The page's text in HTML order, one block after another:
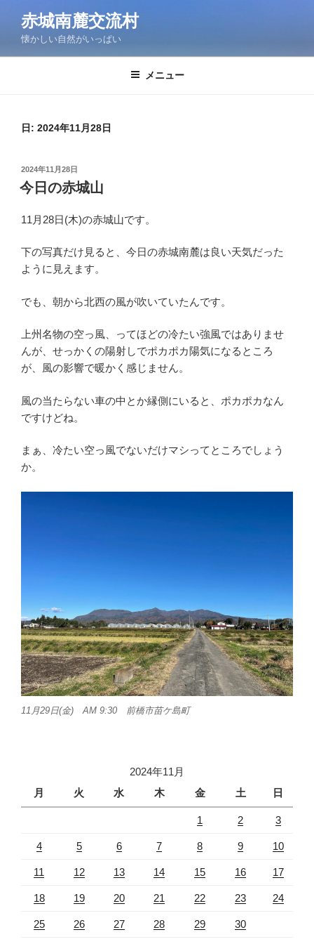
ン
赤城南麓交流村
懐かしい自然がいっぱい
メニュー
日: 2024年11月28日
投
稿
日:
2024年11月28日
今日の赤城山
11月28日(木)の赤城山です。
下の写真だけ見ると、今日の赤城南麓は良い天気だった
ように見えます。
でも、朝から北西の風が吹いていたんです。
上州名物の空っ風、ってほどの冷たい強風ではありませ
んが、せっかくの陽射しでポカポカ陽気になるところ
が、風の影響で暖かく感じません。
風の当たらない車の中とか縁側にいると、ポカポカなん
ですけどね。
まぁ、冷たい空っ風でないだけマシってところでしょう
か。
11月29日(金) AM 9:30 前橋市苗ケ島町
2024年11月
月
火 水 木 金 土 日
1 2 3
4 5 6 7 8 9 10
11 12 13 14 15 16 17
18 19 20 21 22 23 24
25 26 27 28 29 30